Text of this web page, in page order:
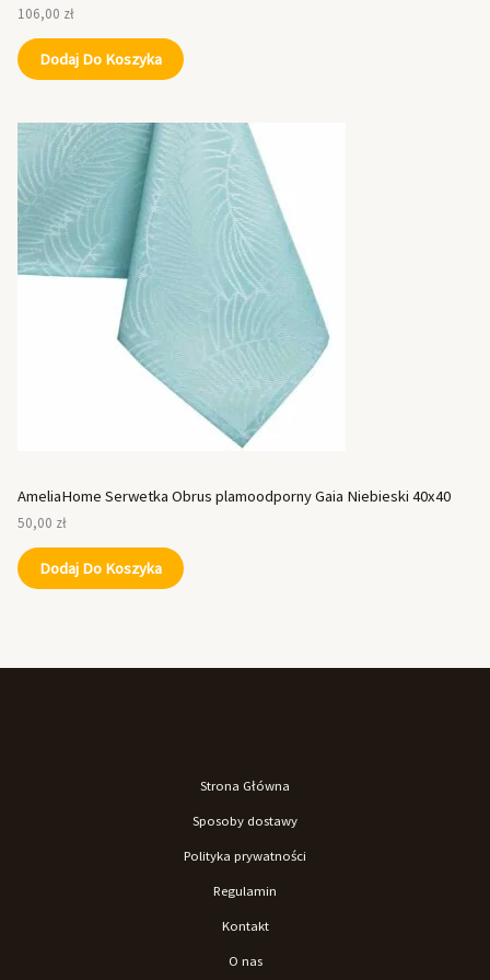
106,00 zł
Dodaj Do Koszyka
AmeliaHome Serwetka Obrus plamoodporny Gaia Niebieski 40x40
50,00 zł
Dodaj Do Koszyka
Strona Główna
Sposoby dostawy
Polityka prywatności
Regulamin
Kontakt
O nas